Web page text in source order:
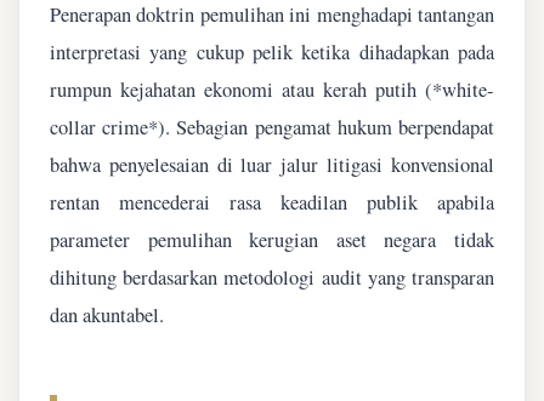
Penerapan doktrin pemulihan ini menghadapi tantangan
interpretasi yang cukup pelik ketika dihadapkan pada
rumpun kejahatan ekonomi atau kerah putih (*white-
collar crime*). Sebagian pengamat hukum berpendapat
bahwa penyelesaian di luar jalur litigasi konvensional
rentan mencederai rasa keadilan publik apabila
parameter pemulihan kerugian aset negara tidak
dihitung berdasarkan metodologi audit yang transparan
dan akuntabel.